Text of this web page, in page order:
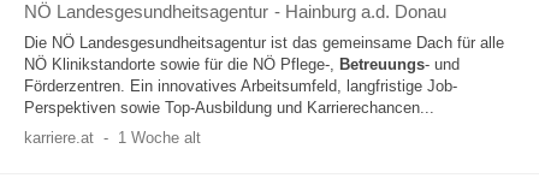
NÖ Landesgesundheitsagentur - Hainburg a.d. Donau
Die NÖ Landesgesundheitsagentur ist das gemeinsame Dach für alle
NÖ Klinikstandorte sowie für die NÖ Pflege-, Betreuungs- und
Förderzentren. Ein innovatives Arbeitsumfeld, langfristige Job-
Perspektiven sowie Top-Ausbildung und Karrierechancen...
karriere.at - 1 Woche alt